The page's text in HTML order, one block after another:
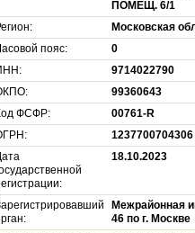
ПОМЕЩ. 6/1
Московская
пояс:
0
9714022790
99360643
ФСФР:
00761-R
1237700704306
18.10.2023
Межрайонная
46 по г. Москве